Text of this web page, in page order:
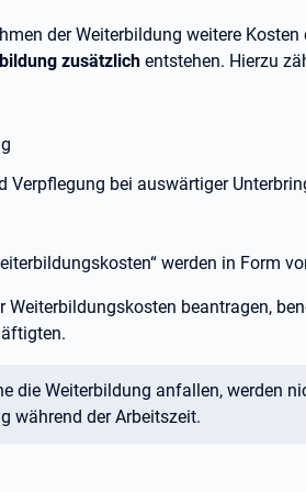
der Weiterbildung weitere
zusätzlich entstehen. Hierzu
Verpflegung bei auswärtiger
werden in Form
Weiterbildungskosten beantragen,
die Weiterbildung anfallen, werden
während der Arbeitszeit.